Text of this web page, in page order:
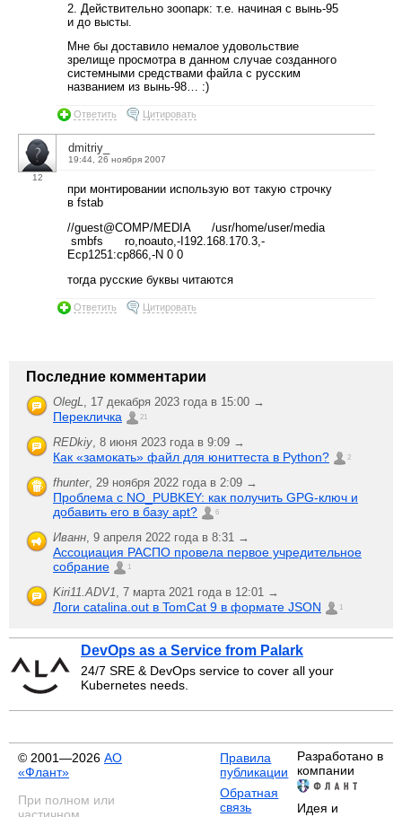
2. Действительно зоопарк: т.е. начиная с вынь-95
и до высты.
Мне бы доставило немалое удовольствие
зрелище просмотра в данном случае созданного
системными средствами файла с русским
названием из вынь-98… :)
Ответить Цитировать
12
dmitriy_
19:44, 26 ноября 2007
при монтировании использую вот такую строчку
в fstab
//guest@COMP/MEDIA /usr/home/user/media
smbfs ro,noauto,-I192.168.170.3,-
Ecp1251:cp866,-N 0 0
тогда русские буквы читаются
Ответить Цитировать
Последние комментарии
OlegL 17 декабря 2023 года в 15:00 →
Перекличка 21
REDkiy 8 июня 2023 года в 9:09 →
Как «замокать» файл для юниттеста в Python? 2
fhunter, 29 ноября 2022 года в 2:09 →
Проблема с NO_PUBKEY: как получить GPG-ключ и
добавить его в базу apt?
6
Иванн 9 апреля 2022 года в 8:31 →
Ассоциация РАСПО провела первое учредительное
собрание
1
Kiri11.ADV1 7 марта 2021 года в 12:01 →
Логи catalina.out в TomCat 9 в формате JSON 1
DevOps as a Service from Palark
24/7 SRE & DevOps service to cover all your
Kubernetes needs.
© 2001—2026 АО
«Флант»
При полном или
частичном
Правила
публикации
Обратная
связь
Разработано в
компании
Идея и